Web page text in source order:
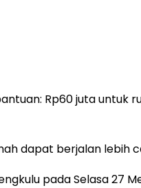
Rp60 juta untuk
dapat berjalan lebih
pada Selasa 27